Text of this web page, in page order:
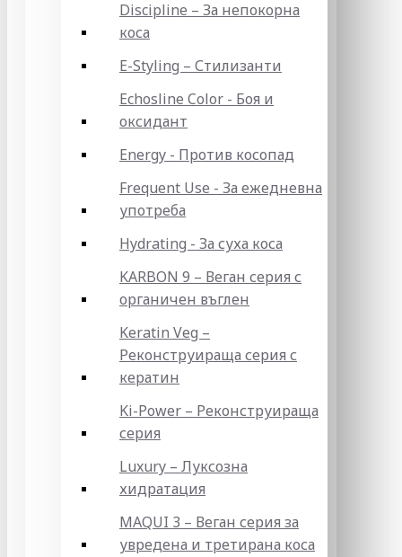
Discipline – За непокорна
коса
E-Styling – Стилизанти
Echosline Color - Боя и
оксидант
Energy - Против косопад
Frequent Use - За ежедневна
употреба
Hydrating - За суха коса
KARBON 9 – Веган серия с
органичен въглен
Keratin Veg –
Реконструираща серия с
кератин
Ki-Power – Реконструираща
серия
Luxury – Луксозна
хидратация
MAQUI 3 – Веган серия за
увредена и третирана коса